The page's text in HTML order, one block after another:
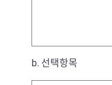
b. 선택항목